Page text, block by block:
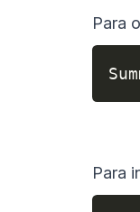
Para
Para